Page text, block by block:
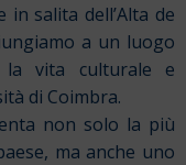
salita dell’Alta de
a un luogo
la vita culturale e
di Coimbra.
non solo la più
ma anche uno